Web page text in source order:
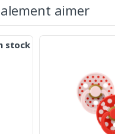
aimer
stock